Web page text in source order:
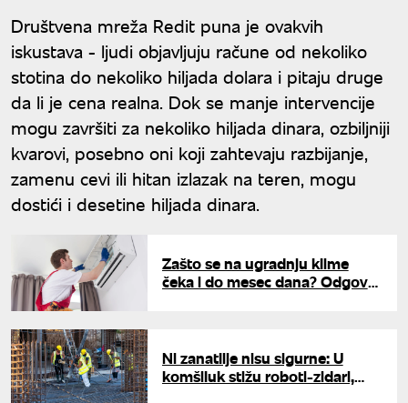
Društvena mreža Redit puna je ovakvih
iskustava - ljudi objavljuju račune od nekoliko
stotina do nekoliko hiljada dolara i pitaju druge
da li je cena realna. Dok se manje intervencije
mogu završiti za nekoliko hiljada dinara, ozbiljniji
kvarovi, posebno oni koji zahtevaju razbijanje,
zamenu cevi ili hitan izlazak na teren, mogu
dostići i desetine hiljada dinara.
Zašto se na ugradnju klime
čeka i do mesec dana? Odgovor
Ni zanatlije nisu sigurne: U
komšiluk stižu roboti-zidari,